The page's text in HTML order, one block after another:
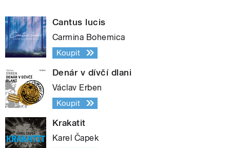
Cantus lucis
Carmina Bohemica
Koupit
Denár v dívčí dlani
Václav Erben
Koupit
Krakatit
Karel Čapek